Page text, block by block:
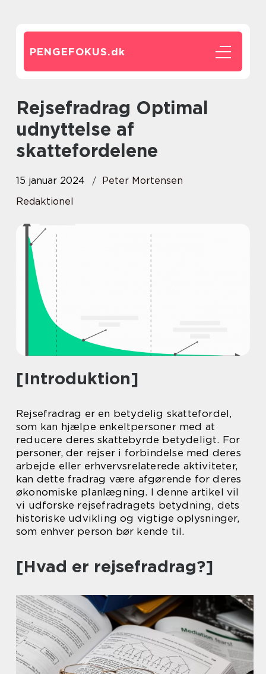
PENGEFOKUS.dk
Rejsefradrag Optimal
udnyttelse af
skattefordelene
15 januar 2024
Peter Mortensen
Redaktionel
[Introduktion]
Rejsefradrag er en betydelig skattefordel,
som kan hjælpe enkeltpersoner med at
reducere deres skattebyrde betydeligt. For
personer, der rejser i forbindelse med deres
arbejde eller erhvervsrelaterede aktiviteter,
kan dette fradrag være afgørende for deres
økonomiske planlægning. I denne artikel vil
vi udforske rejsefradragets betydning, dets
historiske udvikling og vigtige oplysninger,
som enhver person bør kende til.
[Hvad er rejsefradrag?]